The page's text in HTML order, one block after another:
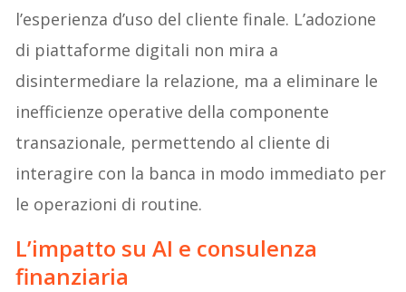
l’esperienza d’uso del cliente finale. L’adozione
di piattaforme digitali non mira a
disintermediare la relazione, ma a eliminare le
inefficienze operative della componente
transazionale, permettendo al cliente di
interagire con la banca in modo immediato per
le operazioni di routine.
L’impatto su AI e consulenza
finanziaria